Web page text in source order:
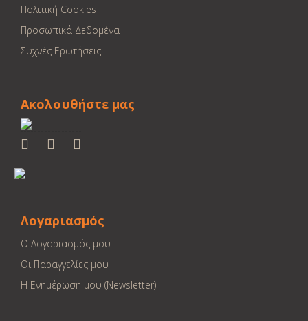
Πολιτική Cookies
Προσωπικά Δεδομένα
Συχνές Ερωτήσεις
Ακολουθήστε μας
Λογαριασμός
Ο Λογαριασμός μου
Οι Παραγγελίες μου
Η Ενημέρωση μου (Newsletter)